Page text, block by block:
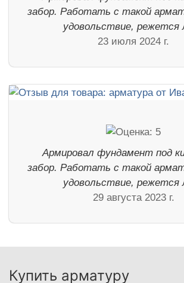
забор. Работать с такой
удовольствие, режется
23 июля 2024 г.
Армировал фундамент под
забор. Работать с такой
удовольствие, режется
29 августа 2023 г.
Купить арматуру